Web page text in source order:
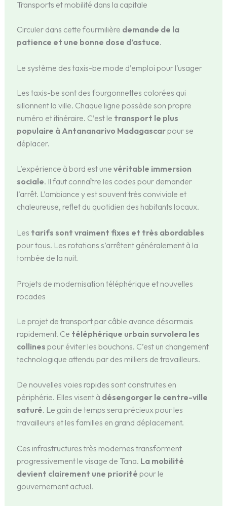
Transports et mobilité dans la capitale
Circuler dans cette fourmilière demande de la
patience et une bonne dose d’astuce.
Le système des taxis-be mode d’emploi pour l’usager
Les taxis-be sont des fourgonnettes colorées qui
sillonnent la ville. Chaque ligne possède son propre
numéro et itinéraire. C’est le transport le plus
populaire à Antananarivo Madagascarpour se
déplacer.
L’expérience à bord est une véritable immersion
sociale. Il faut connaître les codes pour demander
l’arrêt. L’ambiance y est souvent très conviviale et
chaleureuse, reflet du quotidien des habitants locaux.
Les tarifs sont vraiment fixes et très abordables
pour tous. Les rotations s’arrêtent généralement à la
tombée de la nuit.
Projets de modernisation téléphérique et nouvelles
rocades
Le projet de transport par câble avance désormais
rapidement. Ce téléphérique urbain survolera les
collines pour éviter les bouchons. C’est un changement
technologique attendu par des milliers de travailleurs.
De nouvelles voies rapides sont construites en
périphérie. Elles visent à désengorger le centre-ville
saturé. Le gain de temps sera précieux pour les
travailleurs et les familles en grand déplacement.
Ces infrastructures très modernes transforment
progressivement le visage de Tana. La mobilité
devient clairement une priorité pour le
gouvernement actuel.